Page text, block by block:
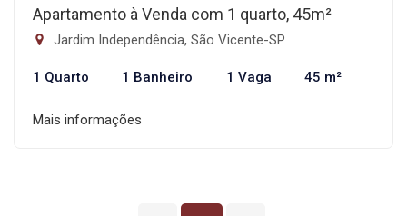
Apartamento à Venda com 1 quarto, 45m²
Jardim Independência, São Vicente-SP
1 Quarto 1 Banheiro 1 Vaga 45 m²
Mais informações